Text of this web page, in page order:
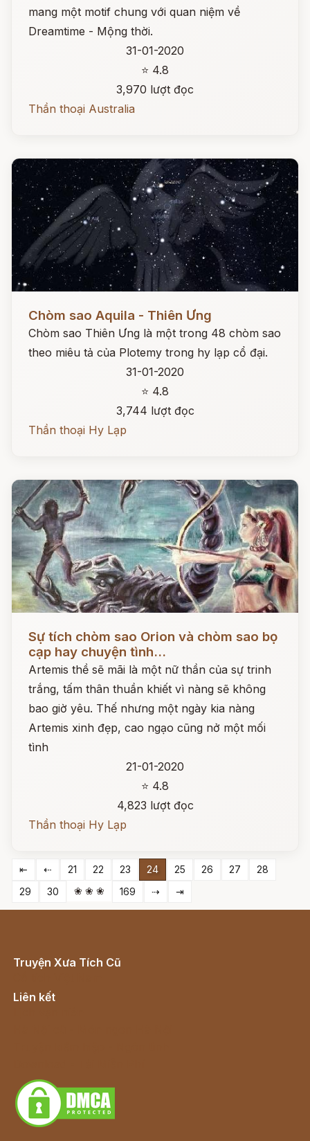
mang một motif chung với quan niệm về
Dreamtime - Mộng thời.
31-01-2020
⭐ 4.8
3,970 lượt đọc
Thần thoại Australia
Chòm sao Aquila - Thiên Ưng
Chòm sao Thiên Ưng là một trong 48 chòm sao
theo miêu tả của Plotemy trong hy lạp cổ đại.
31-01-2020
⭐ 4.8
3,744 lượt đọc
Thần thoại Hy Lạp
Sự tích chòm sao Orion và chòm sao bọ
cạp hay chuyện tình...
Artemis thề sẽ mãi là một nữ thần của sự trinh
trắng, tấm thân thuần khiết vì nàng sẽ không
bao giờ yêu. Thế nhưng một ngày kia nàng
Artemis xinh đẹp, cao ngạo cũng nở một mối
tình
21-01-2020
⭐ 4.8
4,823 lượt đọc
Thần thoại Hy Lạp
⇤ ⇠ 21 22 23 24 25 26 27
28
29
30 ❀ ❀ ❀ 169 ⇢ ⇥
Truyện Xưa Tích Cũ
Liên kết